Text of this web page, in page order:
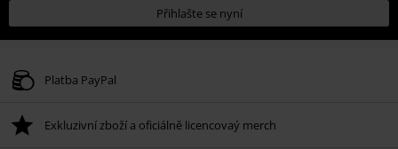
Přihlašte se nyní
Platba PayPal
Exkluzivní zboží a oficiálně licencovaý merch